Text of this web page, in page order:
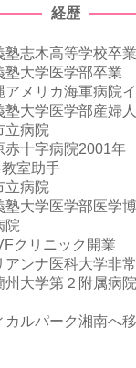
経歴
志木高等学校卒業
大学医学部卒業
メリカ海軍病院
大学医学部産婦
病院
十字病院2001年
室助手
病院
大学医学部医学
院
クリニック開業
ンナ医科大学非
大学第２附属病
ルパーク湘南へ